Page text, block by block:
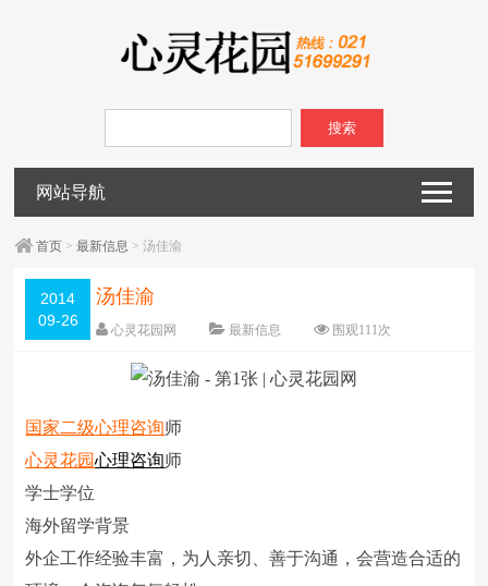
搜索
网站导航
首页 >最新信息 > 汤佳渝
2014
09-26
汤佳渝
心灵花园网 最新信息 围观111次
字体：大 中 小
国家二级心理咨询师
心灵花园心理咨询师
学士学位
海外留学背景
外企工作经验丰富，为人亲切、善于沟通，会营造合适的